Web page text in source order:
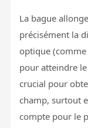
La bague
précisément la
optique
pour atteindre
crucial pour
champ, surtout
compte pour le